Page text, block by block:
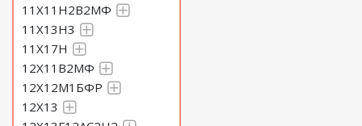
11Х11Н2В2МФ
11Х13Н3
11Х17Н
12Х11В2МФ
12Х12М1БФР
12Х13